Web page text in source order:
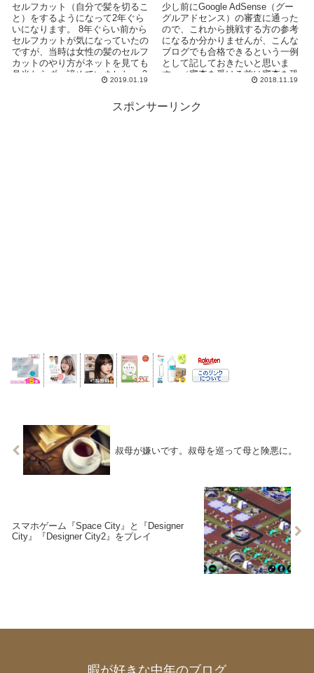
セルフカット（自分で髪を切るこ
と）をするようになって2年ぐら
いになります。 8年ぐらい前から
セルフカットが気になっていたの
ですが、当時は女性の髪のセルフ
カットのやり方がネットを見ても
見当たらず、諦めていました。 2
年ぐらい前にネットで『...
2019.01.19
少し前にGoogle AdSense（グー
グルアドセンス）の審査に通った
ので、これから挑戦する方の参考
になるか分かりませんが、こんな
ブログでも合格できるという一例
として記しておきたいと思いま
す。（審査を受ける前は審査を恐
れて『何記事で合格』...
2018.11.19
スポンサーリンク
叔母が嫌いです。叔母を巡って母と険悪に。
スマホゲーム『Space City』と『Designer
City』『Designer City2』をプレイ
暇が好きな中年のブログ